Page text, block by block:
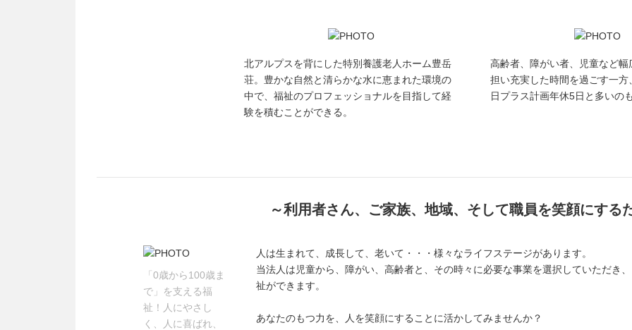
北アルプスを背にした特別養護老人ホーム豊岳
荘。豊かな自然と清らかな水に恵まれた環境の
中で、福祉のプロフェッショナルを目指して経
験を積むことができる。
高齢者、障がい者、児童など幅
担い充実した時間を過ごす一方
日プラス計画年休5日と多いの
～利用者さん、ご家族、地域、そして職員を笑顔にする
「0歳から100歳ま
で」を支える福
祉！人にやさし
く、人に喜ばれ、
人は生まれて、成長して、老いて・・・様々なライフステージがあります。
当法人は児童から、障がい、高齢者と、その時々に必要な事業を選択していただき
祉ができます。
あなたのもつ力を、人を笑顔にすることに活かしてみませんか？